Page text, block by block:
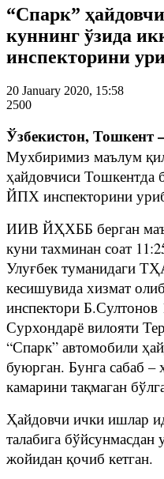
“Спарк”
куннинг ўзида
инспекторини
20 January 2020, 15:58
2500
Ўзбекистон, Тошкент
Мухбиримиз маълум
ҳайдовчиси Тошкентда
ЙПХ инспекторини
ИИВ ЙҲХББ берган
куни тахминан соат
Улуғбек туманидаги
кесишувида хизмат
инспектори Б.Султонов
Сурхондарё вилояти
“Спарк” автомобили
буюрган. Бунга сабаб –
камарини тақмаган
Ҳайдовчи ички ишлар
талабига
жойидан қочиб кетган.